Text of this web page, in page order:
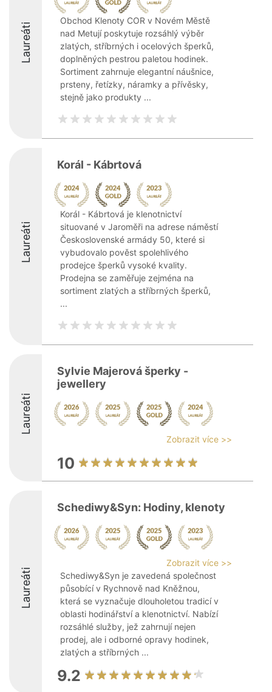
Laureáti
Obchod Klenoty COR v Novém Městě
nad Metují poskytuje rozsáhlý výběr
zlatých, stříbrných i ocelových šperků,
doplněných pestrou paletou hodinek.
Sortiment zahrnuje elegantní náušnice,
prsteny, řetízky, náramky a přívěsky,
stejně jako produkty ...
Laureáti
Korál - Kábrtová
Korál - Kábrtová je klenotnictví
situované v Jaroměři na adrese náměstí
Československé armády 50, které si
vybudovalo pověst spolehlivého
prodejce šperků vysoké kvality.
Prodejna se zaměřuje zejména na
sortiment zlatých a stříbrných šperků,
...
Laureáti
Sylvie Majerová šperky -
jewellery
Zobrazit více >>
10
Laureáti
Schediwy&Syn: Hodiny, klenoty
Zobrazit více >>
Schediwy&Syn je zavedená společnost
působící v Rychnově nad Kněžnou,
která se vyznačuje dlouholetou tradicí v
oblasti hodinářství a klenotnictví. Nabízí
rozsáhlé služby, jež zahrnují nejen
prodej, ale i odborné opravy hodinek,
zlatých a stříbrných ...
9.2